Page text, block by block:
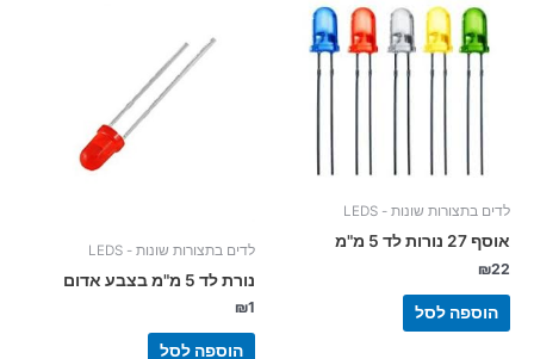
לדים בתצורות שונות - LEDS
אוסף 27 נורות לד 5 מ"מ
₪22
הוספה לסל
לדים בתצורות שונות - LEDS
נורת לד 5 מ"מ בצבע אדום
₪1
הוספה לסל